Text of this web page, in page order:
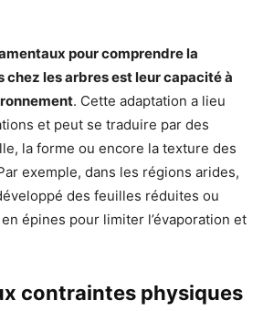
pour comprendre la
les arbres est leur capacité à
. Cette adaptation a lieu
et peut se traduire par des
la forme ou encore la texture des
exemple, dans les régions arides,
des feuilles réduites ou
épines pour limiter l’évaporation et
contraintes physiques